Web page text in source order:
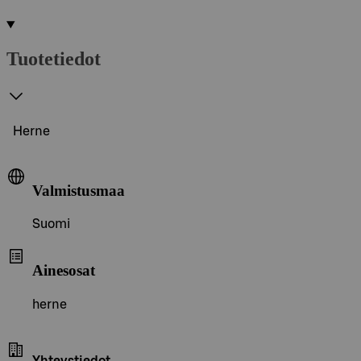
Tuotetiedot
Herne
Valmistusmaa
Suomi
Ainesosat
herne